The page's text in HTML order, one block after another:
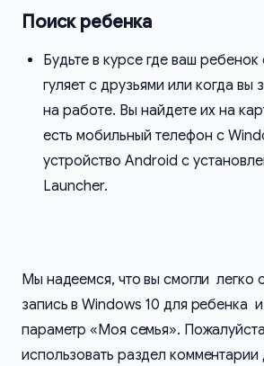
Поиск ребенка
Будьте в курсе где ваш ребенок
гуляет с друзьями или когда вы
на работе. Вы найдете их на
есть мобильный телефон с
устройство Android с
Launcher.
Мы надеемся, что вы смогли легко
запись в Windows 10 для ребенка
параметр «Моя семья».
использовать раздел